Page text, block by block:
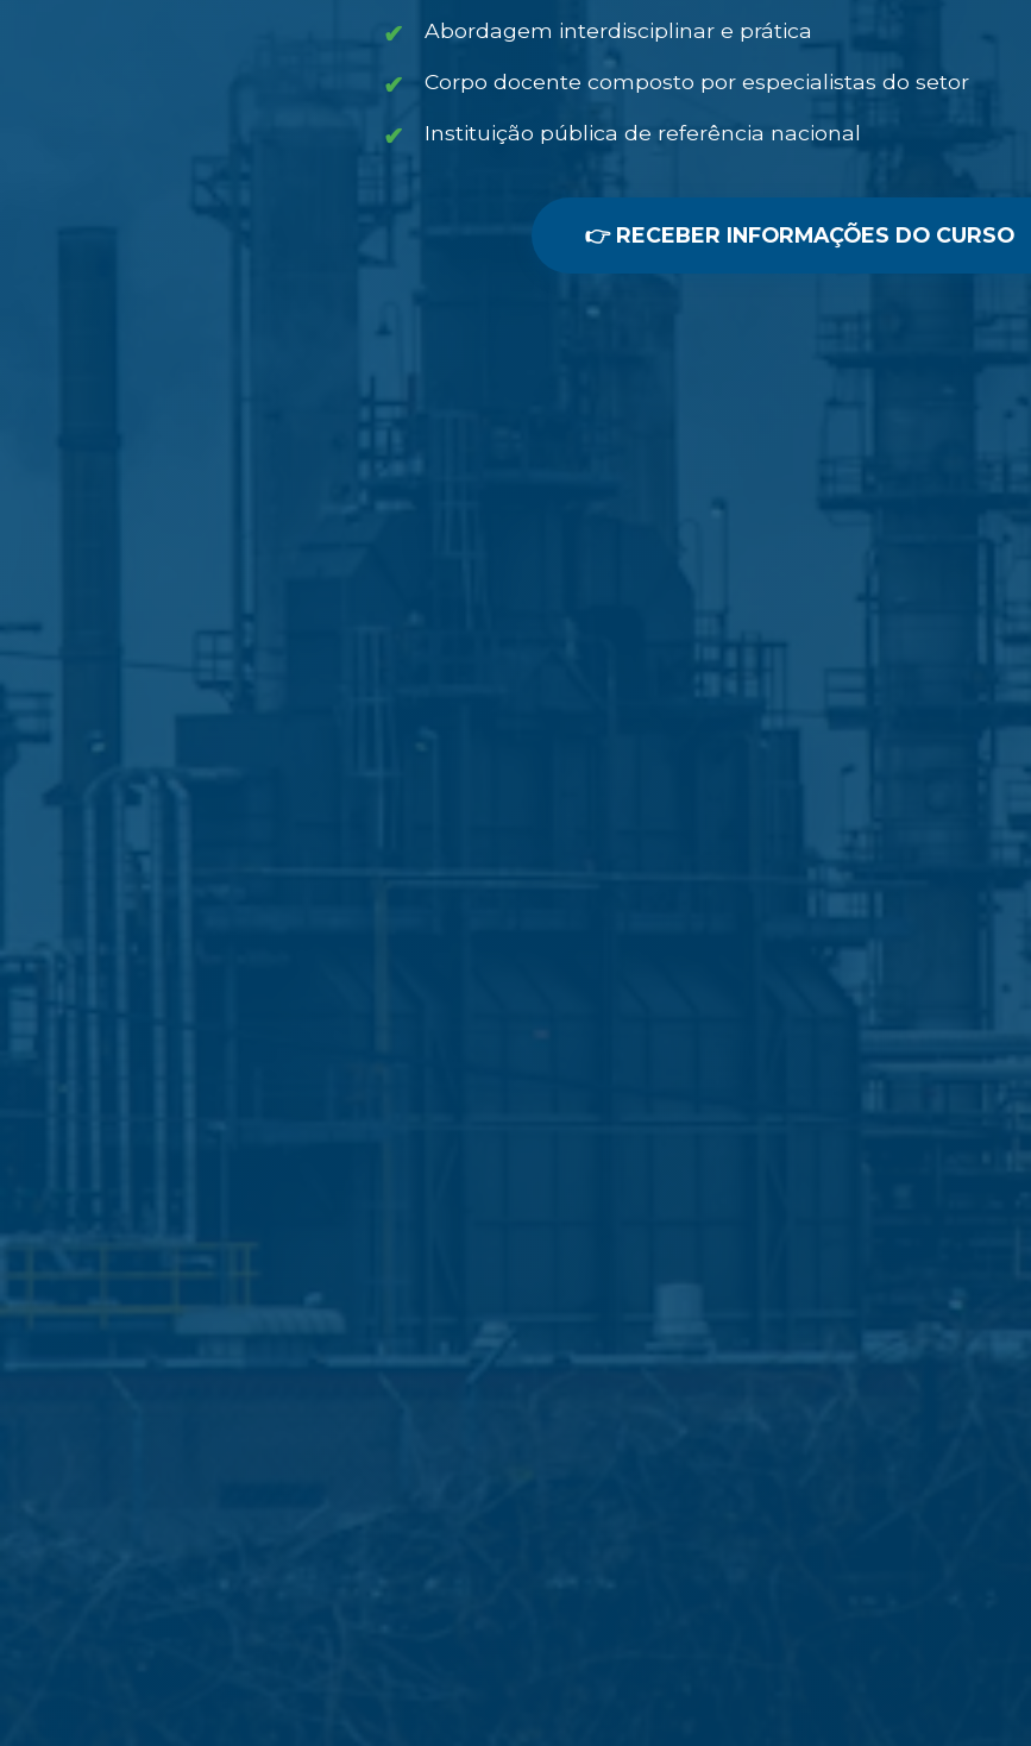
Abordagem interdisciplinar e prática
Corpo docente composto por especialistas do setor
Instituição pública de referência nacional
👉 RECEBER INFORMAÇÕES DO CURSO